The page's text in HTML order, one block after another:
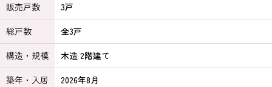
販売戸数
3戸
総戸数
全3戸
構造・規模
木造 2階建て
築年・入居
2026年8月